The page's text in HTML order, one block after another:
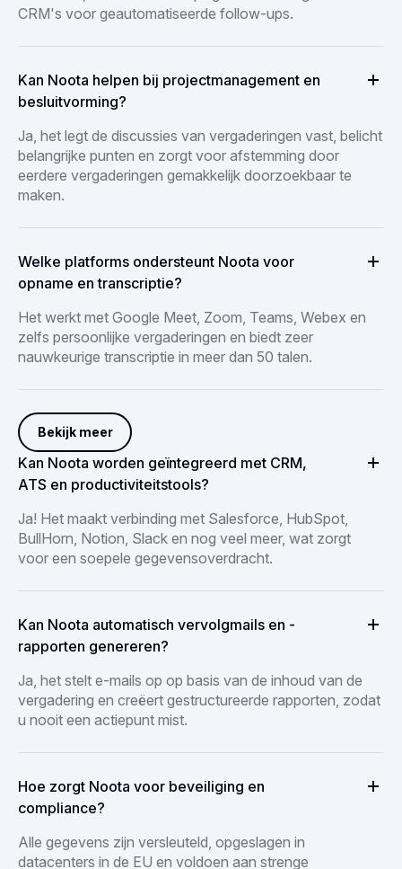
CRM's voor geautomatiseerde follow-ups.
Kan Noota helpen bij projectmanagement en
besluitvorming?
Ja, het legt de discussies van vergaderingen vast, belicht
belangrijke punten en zorgt voor afstemming door
eerdere vergaderingen gemakkelijk doorzoekbaar te
maken.
Welke platforms ondersteunt Noota voor
opname en transcriptie?
Het werkt met Google Meet, Zoom, Teams, Webex en
zelfs persoonlijke vergaderingen en biedt zeer
nauwkeurige transcriptie in meer dan 50 talen.
Bekijk meer
Kan Noota worden geïntegreerd met CRM,
ATS en productiviteitstools?
Ja! Het maakt verbinding met Salesforce, HubSpot,
BullHorn, Notion, Slack en nog veel meer, wat zorgt
voor een soepele gegevensoverdracht.
Kan Noota automatisch vervolgmails en -
rapporten genereren?
Ja, het stelt e-mails op op basis van de inhoud van de
vergadering en creëert gestructureerde rapporten, zodat
u nooit een actiepunt mist.
Hoe zorgt Noota voor beveiliging en
compliance?
Alle gegevens zijn versleuteld, opgeslagen in
datacenters in de EU en voldoen aan strenge